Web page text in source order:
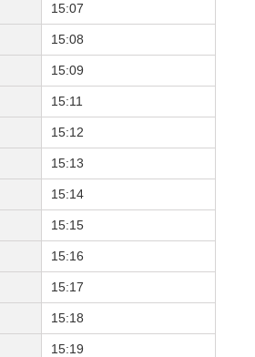
15:07
15:08
15:09
15:11
15:12
15:13
15:14
15:15
15:16
15:17
15:18
15:19